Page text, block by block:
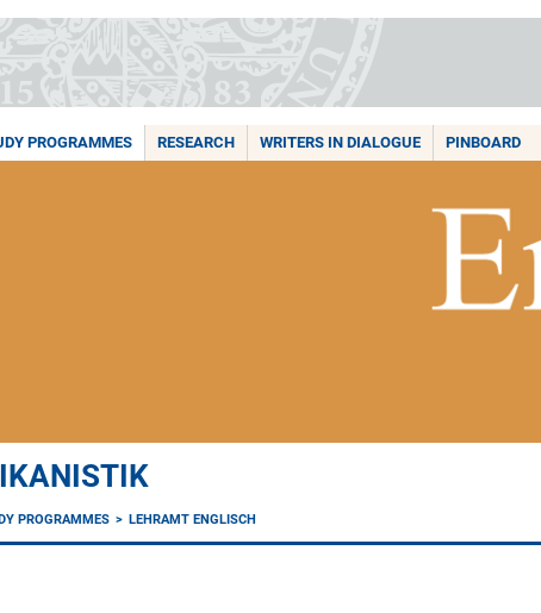
PROGRAMMES RESEARCH WRITERS IN DIALOGUE PINBOARD
PROGRAMMES LEHRAMT ENGLISCH